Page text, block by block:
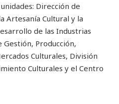
Dirección de
Artesanía Cultural y la
de las Industrias
Gestión, Producción,
Culturales, División
Culturales y el Centro